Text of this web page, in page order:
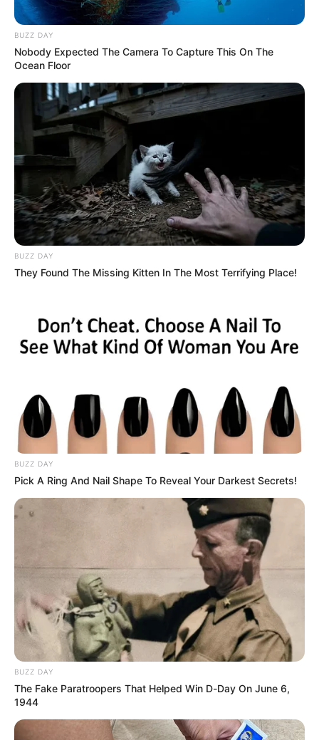
Juez da cinco días a
retractarse por
acusaciones en contra del
Medellín
Conductor del concejal
“Gury” Rodríguez mató a
un fletero en una reunión
política en Medellín
Escándalo en Medellín: En
guerrillero de la cárcel de
Itagüí, Antioquia
CONCEJAL DE MEDELLÍN
Concejo de Medellín
aprueba presupuesto para
el 2026 por $12.06
billones
CONCEJO DE MEDELLÍN
Concejal de Medellín
declarará ante la Corte
Suprema en proceso
Zuleta por el 'Tarimazo'
BUZZ DAY
Nobody Expected The Camera To Capture This On The
Ocean Floor
BUZZ DAY
They Found The Missing Kitten In The Most Terrifying Place!
BUZZ DAY
Pick A Ring And Nail Shape To Reveal Your Darkest Secrets!
BUZZ DAY
The Fake Paratroopers That Helped Win D-Day On June 6,
1944